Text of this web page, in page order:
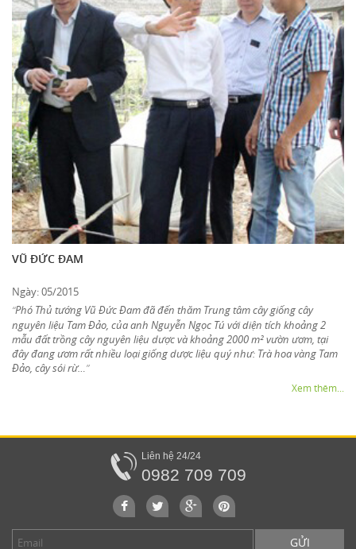
VŨ ĐỨC ĐAM
Ngày: 05/2015
“Phó Thủ tướng Vũ Đức Đam đã đến thăm Trung tâm cây giống cây
nguyên liệu Tam Đảo, của anh Nguyễn Ngọc Tú với diện tích khoảng 2
mẫu đất trồng cây nguyên liệu dược và khoảng 2000 m² vườn ươm, tại
đây đang ươm rất nhiều loại giống dược liệu quý như: Trà hoa vàng Tam
Đảo, cây sói rừ… ”
Xem thêm...
Liên hệ 24/24
0982 709 709
GỬI